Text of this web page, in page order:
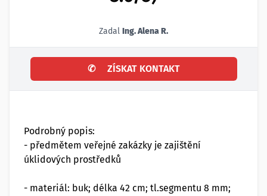
Zadal Ing. Alena R.
✆ ZÍSKAT KONTAKT
Podrobný popis:
- předmětem veřejné zakázky je zajištění
úklidových prostředků
- materiál: buk; délka 42 cm; tl.segmentu 8 mm;